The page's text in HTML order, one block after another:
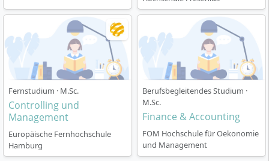
Strategische und operative Koordination der
Unternehmensaktivitäten
Überwachung der Zielerreichung des
Unternehmens
Erkennung, Analyse und Bewertung der
Unternehmensrisiken und Steuerung
risikopolitischer Instrumente
Neuausrichtung von Projekten,
Geschäftseinheiten und ganzen Unternehmen
Nutzung von Datenanalysen mit statistischen
Methoden in koordinierenden Tätigkeiten
Fernstudium · M.Sc.
Controlling und
Management
Europäische Fernhochschule
Hamburg
Berufsbegleitendes Studium ·
M.Sc.
Finance & Accounting
FOM Hochschule für Oekonomie
und Management